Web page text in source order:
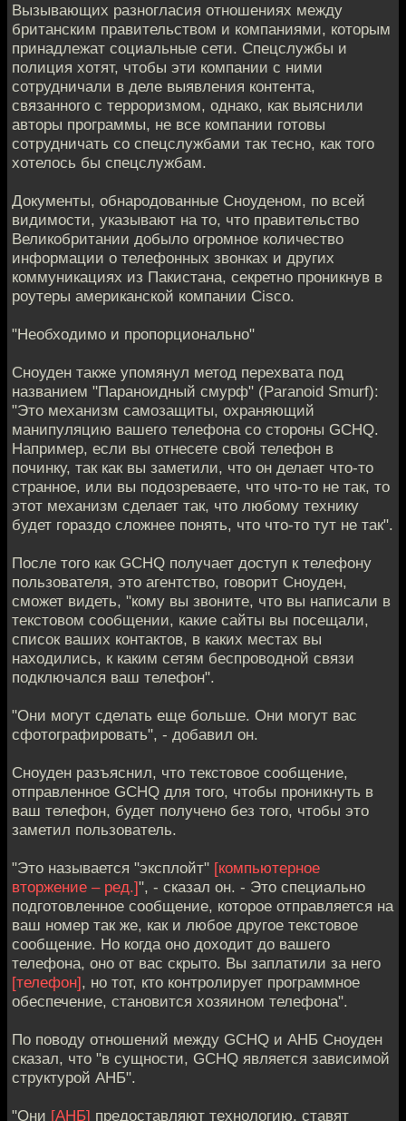
Вызывающих разногласия отношениях между
британским правительством и компаниями, которым
принадлежат социальные сети. Спецслужбы и
полиция хотят, чтобы эти компании с ними
сотрудничали в деле выявления контента,
связанного с терроризмом, однако, как выяснили
авторы программы, не все компании готовы
сотрудничать со спецслужбами так тесно, как того
хотелось бы спецслужбам.
Документы, обнародованные Сноуденом, по всей
видимости, указывают на то, что правительство
Великобритании добыло огромное количество
информации о телефонных звонках и других
коммуникациях из Пакистана, секретно проникнув в
роутеры американской компании Cisco.
"Необходимо и пропорционально"
Сноуден также упомянул метод перехвата под
названием "Параноидный смурф" (Paranoid Smurf):
"Это механизм самозащиты, охраняющий
манипуляцию вашего телефона со стороны GCHQ.
Например, если вы отнесете свой телефон в
починку, так как вы заметили, что он делает что-то
странное, или вы подозреваете, что что-то не так, то
этот механизм сделает так, что любому технику
будет гораздо сложнее понять, что что-то тут не так".
После того как GCHQ получает доступ к телефону
пользователя, это агентство, говорит Сноуден,
сможет видеть, "кому вы звоните, что вы написали в
текстовом сообщении, какие сайты вы посещали,
список ваших контактов, в каких местах вы
находились, к каким сетям беспроводной связи
подключался ваш телефон".
"Они могут сделать еще больше. Они могут вас
сфотографировать", - добавил он.
Сноуден разъяснил, что текстовое сообщение,
отправленное GCHQ для того, чтобы проникнуть в
ваш телефон, будет получено без того, чтобы это
заметил пользователь.
"Это называется "эксплойт" [компьютерное
вторжение – ред.]", - сказал он. - Это специально
подготовленное сообщение, которое отправляется на
ваш номер так же, как и любое другое текстовое
сообщение. Но когда оно доходит до вашего
телефона, оно от вас скрыто. Вы заплатили за него
[телефон], но тот, кто контролирует программное
обеспечение, становится хозяином телефона".
По поводу отношений между GCHQ и АНБ Сноуден
сказал, что "в сущности, GCHQ является зависимой
структурой АНБ".
"Они [АНБ] предоставляют технологию, ставят